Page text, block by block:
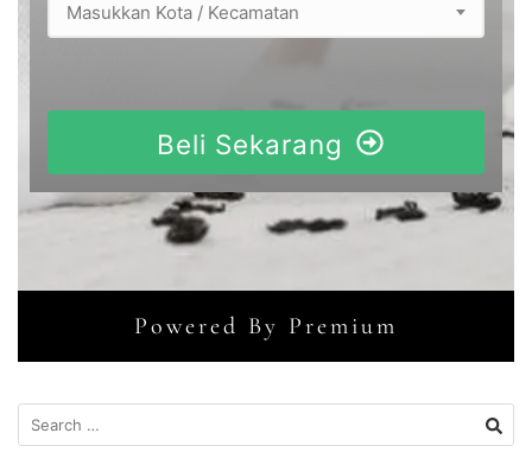
Masukkan Kota / Kecamatan
Beli Sekarang
Powered By Premium